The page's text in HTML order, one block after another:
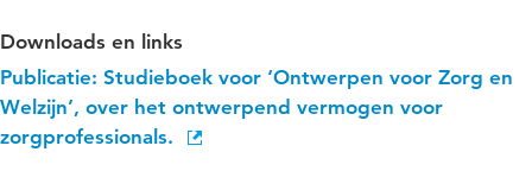
Downloads en links
Publicatie: Studieboek voor ‘Ontwerpen voor Zorg en
Welzijn’, over het ontwerpend vermogen voor
zorgprofessionals.